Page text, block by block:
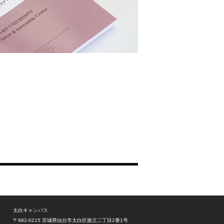
太白キャンパス
〒982-0215 宮城県仙台市太白区旗立二丁目2番1号